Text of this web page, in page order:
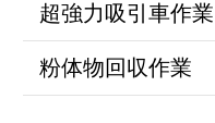
超強力吸引車作業
粉体物回収作業